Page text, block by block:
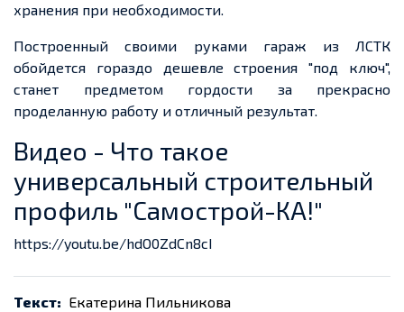
хранения при необходимости.
Построенный своими руками гараж из ЛСТК
обойдется гораздо дешевле строения "под ключ",
станет предметом гордости за прекрасно
проделанную работу и отличный результат.
Видео - Что такое
универсальный строительный
профиль "Самострой-КА!"
https://youtu.be/hdO0ZdCn8cI
Текст: Екатерина Пильникова